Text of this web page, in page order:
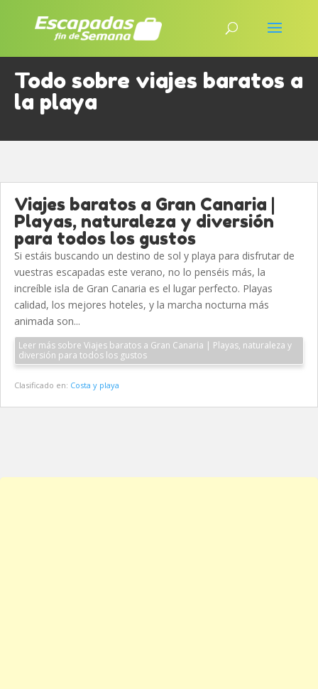
Todo sobre viajes baratos a
la playa
Viajes baratos a Gran Canaria |
Playas, naturaleza y diversión
para todos los gustos
Si estáis buscando un destino de sol y playa para disfrutar de
vuestras escapadas este verano, no lo penséis más, la
increíble isla de Gran Canaria es el lugar perfecto. Playas
calidad, los mejores hoteles, y la marcha nocturna más
animada son...
Leer más sobre Viajes baratos a Gran Canaria | Playas, naturaleza y
diversión para todos los gustos
Clasificado en: Costa y playa